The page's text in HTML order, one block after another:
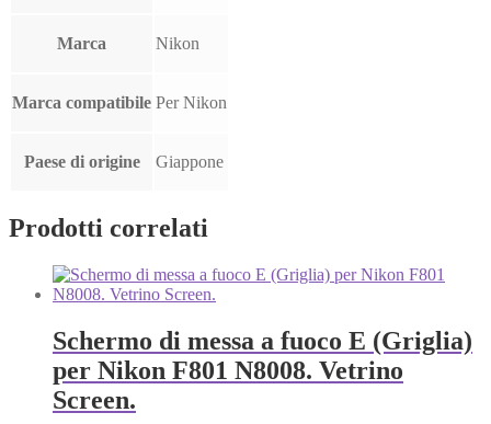
Marca Nikon
Marca compatibile Per Nikon
Paese di origine Giappone
Prodotti correlati
Schermo di messa a fuoco E (Griglia)
per Nikon F801 N8008. Vetrino
Screen.